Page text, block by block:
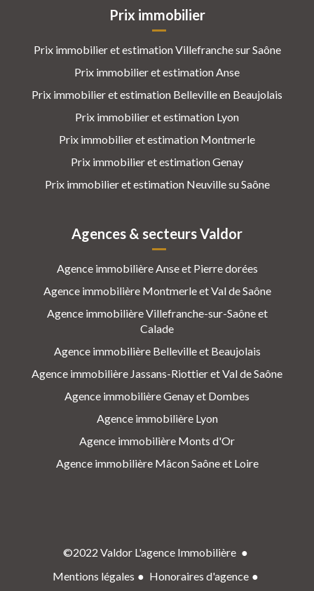
Prix immobilier
Prix immobilier et estimation Villefranche sur Saône
Prix immobilier et estimation Anse
Prix immobilier et estimation Belleville en Beaujolais
Prix immobilier et estimation Lyon
Prix immobilier et estimation Montmerle
Prix immobilier et estimation Genay
Prix immobilier et estimation Neuville su Saône
Agences & secteurs Valdor
Agence immobilière Anse et Pierre dorées
Agence immobilière Montmerle et Val de Saône
Agence immobilière Villefranche-sur-Saône et
Calade
Agence immobilière Belleville et Beaujolais
Agence immobilière Jassans-Riottier et Val de Saône
Agence immobilière Genay et Dombes
Agence immobilière Lyon
Agence immobilière Monts d'Or
Agence immobilière Mâcon Saône et Loire
©2022 Valdor L'agence Immobilière
Mentions légales
Honoraires d'agence